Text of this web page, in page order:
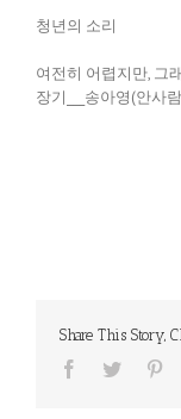
청년의 소리
여전히 어렵지만, 그
장기___송아영(안사
Share This Story,